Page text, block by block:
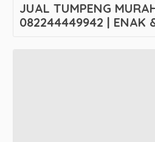
JUAL TUMPENG
082244449942 | ENAK